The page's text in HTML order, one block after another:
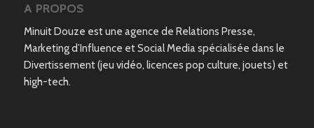
A PROPOS
Minuit Douze est une agence de Relations Presse,
Marketing d’Influence et Social Media spécialisée dans le
Divertissement (jeu vidéo, licences pop culture, jouets) et
high-tech.